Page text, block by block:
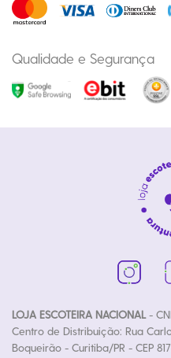
Qualidade e Segurança
LOJA ESCOTEIRA NACIONAL-
Centro de Distribuição: Rua
Boqueirão - Curitiba/PR - CEP